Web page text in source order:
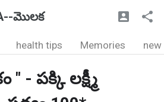
మొలక
health tips Memories new
- పక్కి లక్ష్మీ